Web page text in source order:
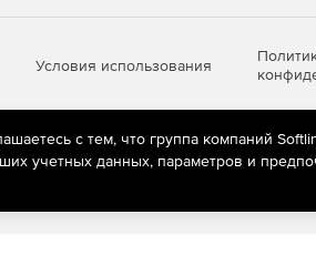
Условия использования
технологии
(информационные
сети «Интернет», находящихся на
с тем, что группа компаний
учетных данных, параметров и